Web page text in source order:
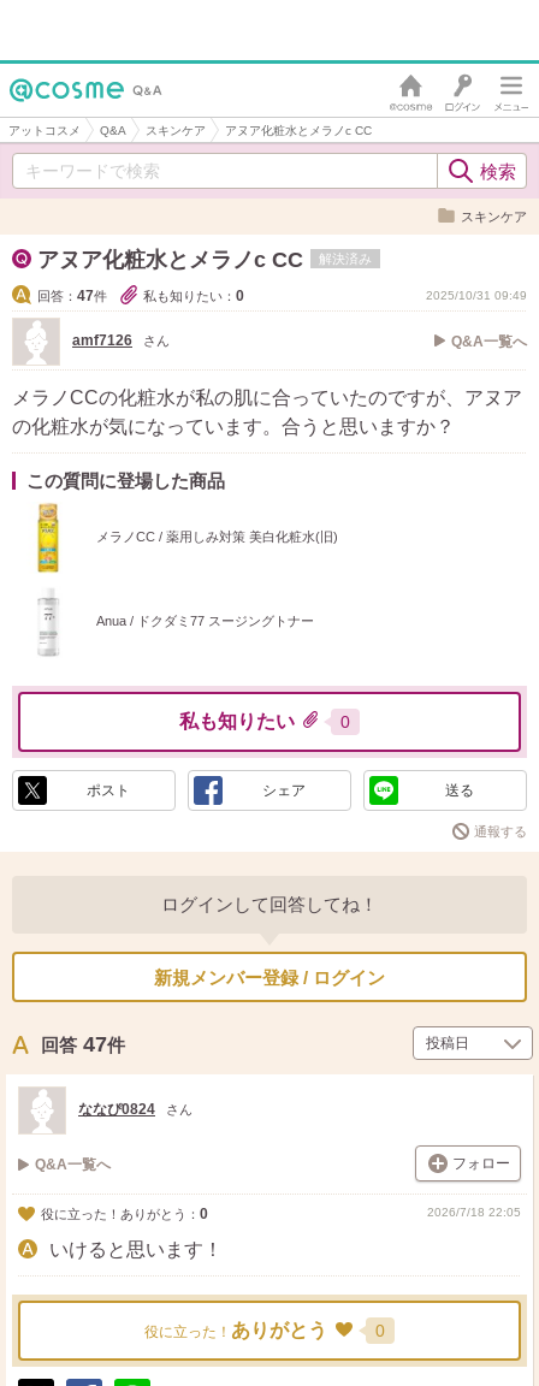
アットコスメ Q&A スキンケア アヌア化粧水とメラノc CC
スキンケア
アヌア化粧水とメラノc CC 解決済み
回答： 47件 私も知りたい： 0 2025/10/31 09:49
amf7126 さん Q&A一覧へ
メラノCCの化粧水が私の肌に合っていたのですが、アヌア
の化粧水が気になっています。合うと思いますか？
この質問に登場した商品
メラノCC / 薬用しみ対策 美白化粧水(旧)
Anua / ドクダミ77 スージングトナー
私も知りたい 0
ポスト シェア 送る
通報する
ログインして回答してね！
新規メンバー登録 / ログイン
回答 47件
ななぴ0824 さん
Q&A一覧へ フォロー
役に立った！ありがとう： 0 2026/7/18 22:05
いけると思います！
役に立った！ ありがとう 0